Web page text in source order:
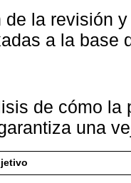
de la revisión
a la base
de cómo la
una